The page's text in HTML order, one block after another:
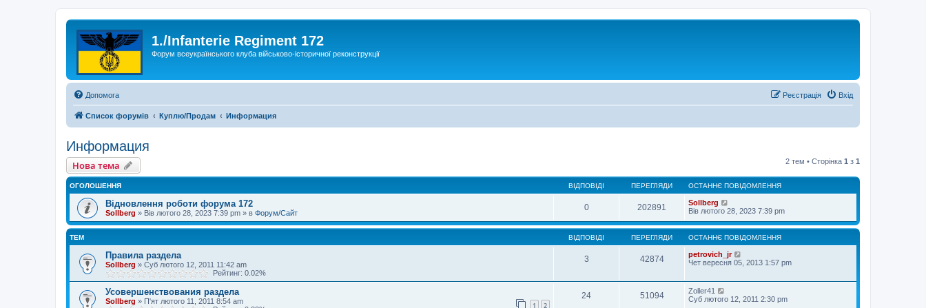
1./Infanterie Regiment 172
Форум всеукраїнського клуба військово-історичної реконструкції
Допомога Вхід
Реєстрація
Список форумів Куплю/Продам Информация
Информация
Нова тема 2 тем • Сторінка 1 з 1
ОГОЛОШЕННЯ ВІДПОВІДІ ПЕРЕГЛЯДИ ОСТАННЄ ПОВІДОМЛЕННЯ
Відновлення роботи форума 172
Sollberg » Вів лютого 28, 2023 7:39 pm » в Форум/Сайт
0 202891
Sollberg
Вів лютого 28, 2023 7:39 pm
ТЕМ ВІДПОВІДІ ПЕРЕГЛЯДИ ОСТАННЄ ПОВІДОМЛЕННЯ
Правила раздела
Sollberg » Суб лютого 12, 2011 11:42 am
Рейтинг: 0.02%
3 42874
petrovich_jr
Чет вересня 05, 2013 1:57 pm
Усовершенствования раздела
Sollberg » П'ят лютого 11, 2011 8:54 am 1 2
24 51094
Zoller41
Суб лютого 12, 2011 2:30 pm